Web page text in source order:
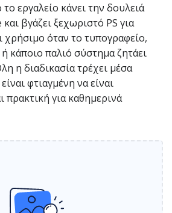
εργαλείο κάνει την δουλειά
βγάζει ξεχωριστό PS για
χρήσιμο όταν το τυπογραφείο,
κάποιο παλιό σύστημα ζητάει
η διαδικασία τρέχει μέσα
φτιαγμένη να είναι
πρακτική για καθημερινά